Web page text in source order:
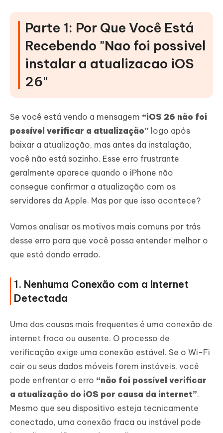
Parte 1: Por Que Você Está
Recebendo "Nao foi possivel
instalar a atualizacao iOS
26"
Se você está vendo a mensagem “iOS 26 não foi
possível verificar a atualização” logo após
baixar a atualização, mas antes da instalação,
você não está sozinho. Esse erro frustrante
geralmente aparece quando o iPhone não
consegue confirmar a atualização com os
servidores da Apple. Mas por que isso acontece?
Vamos analisar os motivos mais comuns por trás
desse erro para que você possa entender melhor o
que está dando errado.
1. Nenhuma Conexão com a Internet
Detectada
Uma das causas mais frequentes é uma conexão de
internet fraca ou ausente. O processo de
verificação exige uma conexão estável. Se o Wi-Fi
cair ou seus dados móveis forem instáveis, você
pode enfrentar o erro “não foi possível verificar
a atualização do iOS por causa da internet”.
Mesmo que seu dispositivo esteja tecnicamente
conectado, uma conexão fraca ou instável pode